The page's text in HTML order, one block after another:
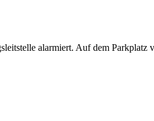
alarmiert. Auf dem